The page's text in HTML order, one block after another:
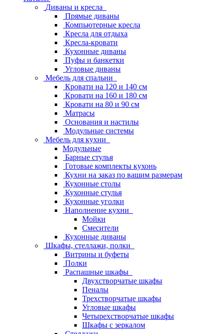
Диваны и кресла
Прямые диваны
Компьютерные кресла
Кресла для отдыха
Кресла-кровати
Кухонные диваны
Пуфы и банкетки
Угловые диваны
Мебель для спальни
Кровати на 120 и 140 см
Кровати на 160 и 180 см
Кровати на 80 и 90 см
Матрасы
Основания и настилы
Модульные системы
Мебель для кухни
Модульные
Барные стулья
Готовые комплекты кухонь
Кухни на заказ по вашим размерам
Кухонные столы
Кухонные стулья
Кухонные уголки
Наполнение кухни
Мойки
Смесители
Кухонные диваны
Шкафы, стеллажи, полки
Витрины и буфеты
Полки
Распашные шкафы
Двухстворчатые шкафы
Пеналы
Трехстворчатые шкафы
Угловые шкафы
Четырехстворчатые шкафы
Шкафы с зеркалом